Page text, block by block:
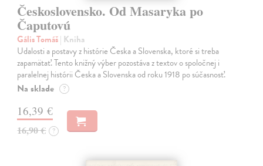
Československo. Od Masaryka po
Čaputovú
Gális Tomáš| Kniha
Udalosti a postavy z histórie Česka a Slovenska, ktoré si treba
zapamätať. Tento knižný výber pozostáva z textov o spoločnej i
paralelnej histórii Česka a Slovenska od roku 1918 po súčasnosť.
Na sklade ?
16,39 €
16,90 € ?